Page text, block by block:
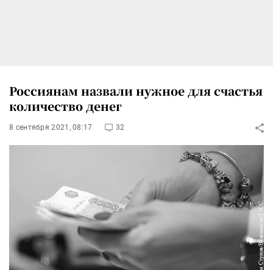
Россиянам назвали нужное для счастья
количество денег
8 сентября 2021, 08:17 32